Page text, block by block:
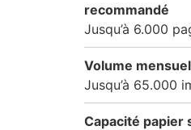
recommandé
Jusqu’à 6.000
Volume
Jusqu’à 65.000
Capacité papier